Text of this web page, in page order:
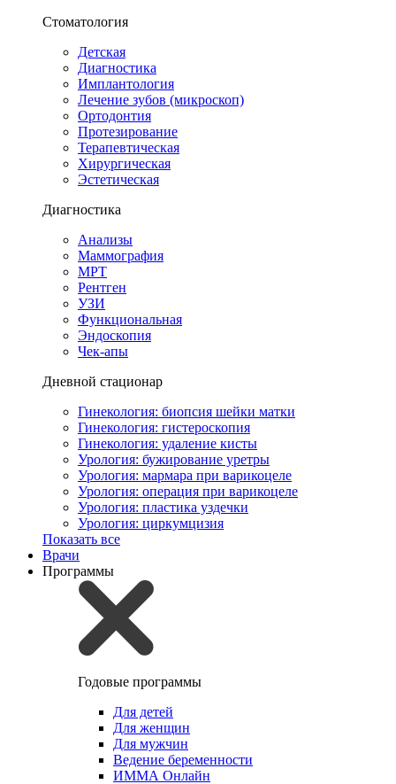
Стоматология
Детская
Диагностика
Имплантология
Лечение зубов (микроскоп)
Ортодонтия
Протезирование
Терапевтическая
Хирургическая
Эстетическая
Диагностика
Анализы
Маммография
МРТ
Рентген
УЗИ
Функциональная
Эндоскопия
Чек-апы
Дневной стационар
Гинекология: биопсия шейки матки
Гинекология: гистероскопия
Гинекология: удаление кисты
Урология: бужирование уретры
Урология: мармара при варикоцеле
Урология: операция при варикоцеле
Урология: пластика уздечки
Урология: циркумцизия
Показать все
Врачи
Программы
Годовые программы
Для детей
Для женщин
Для мужчин
Ведение беременности
ИММА Онлайн